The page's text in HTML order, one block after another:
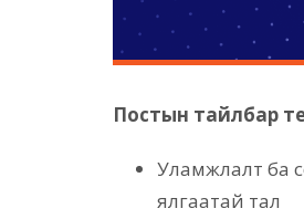
Постын тайлбар
Уламжлалт ба
ялгаатай тал